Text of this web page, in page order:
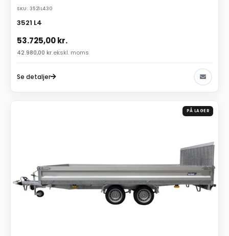
SKU: 3521L430
3521 L4
53.725,00kr.
42.980,00 kr.ekskl. moms
Se detaljer
PÅ LAGER